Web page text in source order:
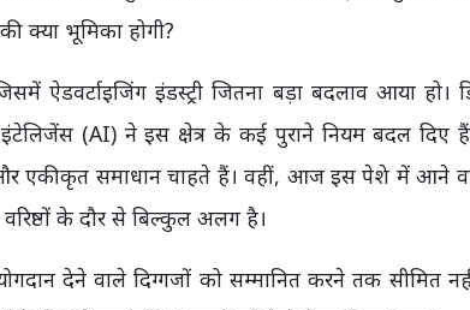
क्या भूमिका होगी?
ऐडवर्टाइजिंग इंडस्ट्री जितना बड़ा बदलाव आया हो।
इंटेलिजेंस (AI) ने इस क्षेत्र के कई पुराने नियम बदल
एकीकृत समाधान चाहते हैं। वहीं, आज इस पेशे में आने
के दौर से बिल्कुल अलग है।
देने वाले दिग्गजों को सम्मानित करने तक सीमित